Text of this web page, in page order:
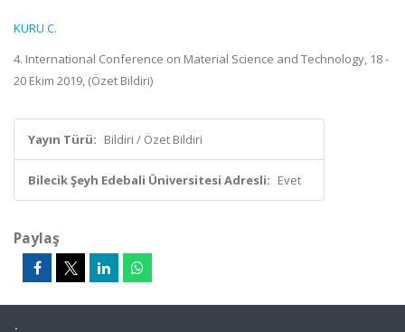
KURU C.
4. International Conference on Material Science and Technology, 18 -
20 Ekim 2019, (Özet Bildiri)
Yayın Türü: Bildiri / Özet Bildiri
Bilecik Şeyh Edebali Üniversitesi Adresli: Evet
Paylaş